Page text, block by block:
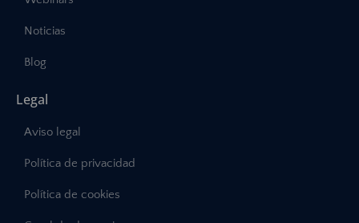
Noticias
Blog
Legal
Aviso legal
Política de privacidad
Política de cookies